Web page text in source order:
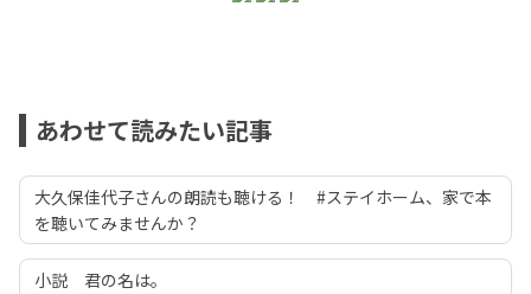
あわせて読みたい記事
大久保佳代子さんの朗読も聴ける！ #ステイホーム、家で本
を聴いてみませんか？
小説 君の名は。